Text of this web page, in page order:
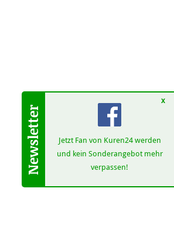
Jetzt Fan von Kuren24 werden
und kein Sonderangebot mehr
verpassen!
x